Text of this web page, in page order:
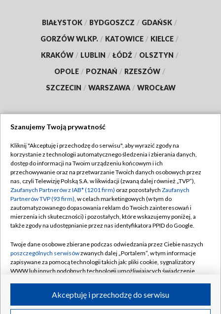
BIAŁYSTOK / BYDGOSZCZ / GDAŃSK /
GORZÓW WLKP. / KATOWICE / KIELCE /
KRAKÓW / LUBLIN / ŁÓDŹ / OLSZTYN /
OPOLE / POZNAŃ / RZESZÓW /
SZCZECIN / WARSZAWA / WROCŁAW
TVP
Abonament TVP
Emisja w TVP
Centrum informacji TVP
Naziemna Telewizja Cyfrowa
Rada Programowa
System NOS
Informacje o nadawcy
Program dla prasy
Regulamin TVP
Polityka prywatności
Moje zgody
Pomoc
Kontakt
Kanały
©2026 Telewizja Polska S.A. w likwidacji
Szanujemy Twoją prywatność
Kliknij "Akceptuję i przechodzę do serwisu", aby wyrazić zgody na
korzystanie z technologii automatycznego śledzenia i zbierania danych,
dostęp do informacji na Twoim urządzeniu końcowym i ich
przechowywanie oraz na przetwarzanie Twoich danych osobowych przez
nas, czyli Telewizję Polską S.A. w likwidacji (zwaną dalej również „TVP”),
Zaufanych Partnerów z IAB* (1201 firm) oraz pozostałych Zaufanych
Partnerów TVP (93 firm), w celach marketingowych (w tym do
zautomatyzowanego dopasowania reklam do Twoich zainteresowań i
mierzenia ich skuteczności) i pozostałych, które wskazujemy poniżej, a
także zgody na udostępnianie przez nas identyfikatora PPID do Google.
Twoje dane osobowe zbierane podczas odwiedzania przez Ciebie naszych
poszczególnych serwisówzwanych dalej „Portalem”, w tym informacje
zapisywane za pomocą technologii takich jak: pliki cookie, sygnalizatory
WWW lub innych podobnych technologii umożliwiających świadczenie
ruchu w Internecie.Akceptuję i przechodzę do serwisu